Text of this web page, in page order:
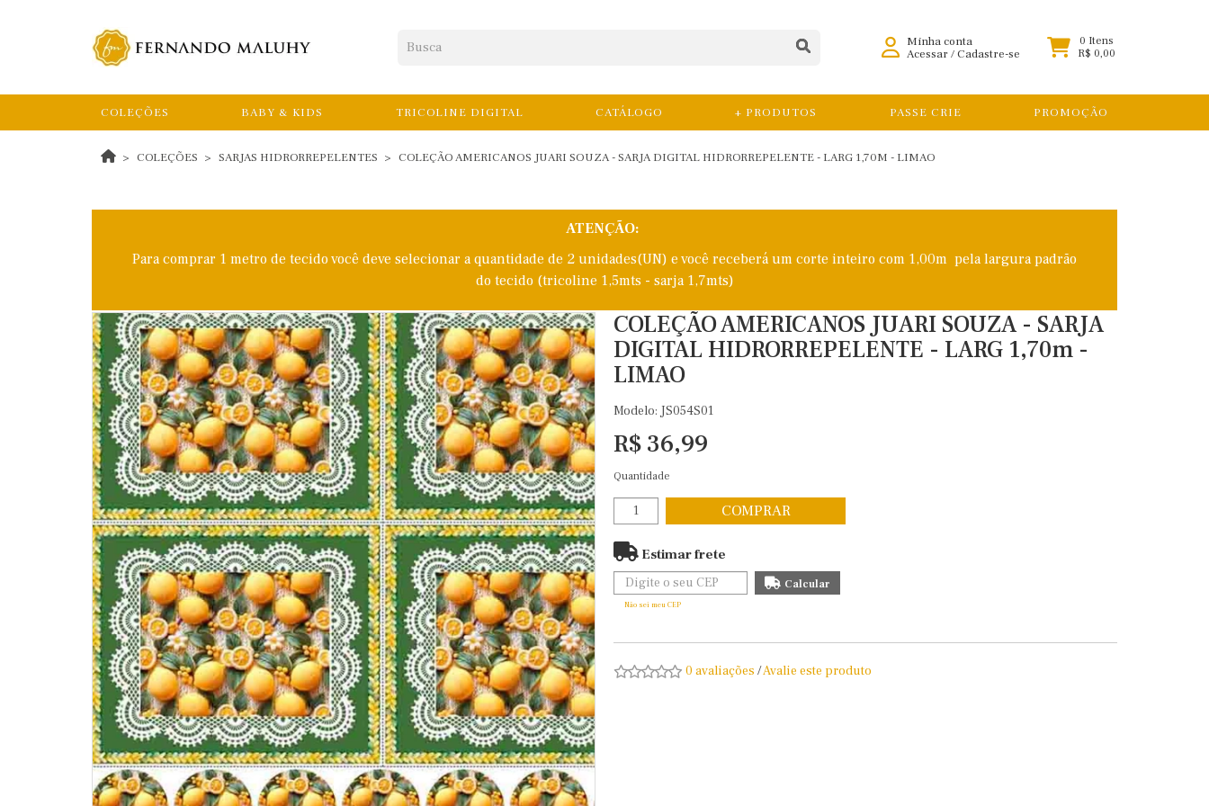
Minha conta
Acessar/Cadastre-se
0 Itens
R$ 0,00
COLEÇÕES BABY & KIDS TRICOLINE DIGITAL CATÁLOGO + PRODUTOS PASSE CRIE PROMOÇÃO
COLEÇÕES SARJAS HIDRORREPELENTES COLEÇÃO AMERICANOS JUARI SOUZA - SARJA DIGITAL HIDRORREPELENTE - LARG 1,70M - LIMAO
ATENÇÃO:
Para comprar 1 metro de tecido você deve selecionar a quantidade de 2 unidades(UN) e você receberá um corte inteiro com 1,00m pela largura padrão
do tecido (tricoline 1,5mts - sarja 1,7mts)
COLEÇÃO AMERICANOS JUARI SOUZA - SARJA
DIGITAL HIDRORREPELENTE - LARG 1,70m -
LIMAO
Modelo: JS054S01
R$ 36,99
Quantidade
COMPRAR
Estimar frete
Não sei meu CEP
0 avaliações /Avalie este produto